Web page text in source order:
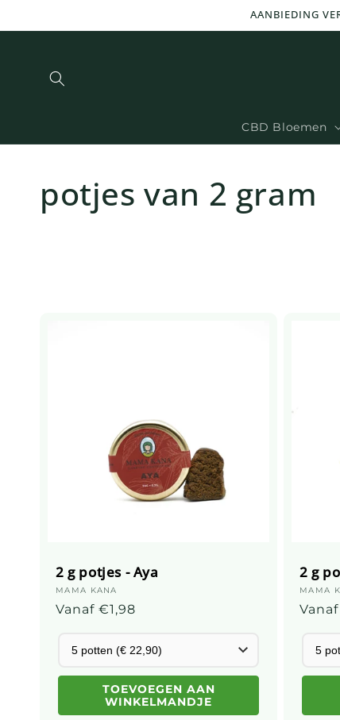
naar
AANBIEDING
CBD Bloemen
potjes van 2 gram
2 g potjes - Aya
Leverancier:
MAMA KANA
Gebruikelijke
Vanaf €1,98
TOEVOEGEN AAN
WINKELMANDJE
2 g
MAMA